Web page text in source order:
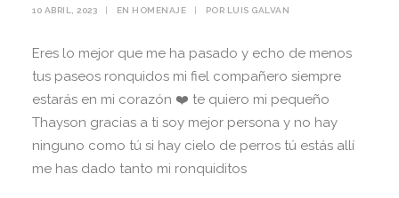
10 ABRIL, 2023 | EN HOMENAJE | POR LUIS GALVAN
Eres lo mejor que me ha pasado y echo de menos
tus paseos ronquidos mi fiel compañero siempre
estarás en mi corazón ❤️ te quiero mi pequeño
Thayson gracias a ti soy mejor persona y no hay
ninguno como tú si hay cielo de perros tú estás allí
me has dado tanto mi ronquiditos